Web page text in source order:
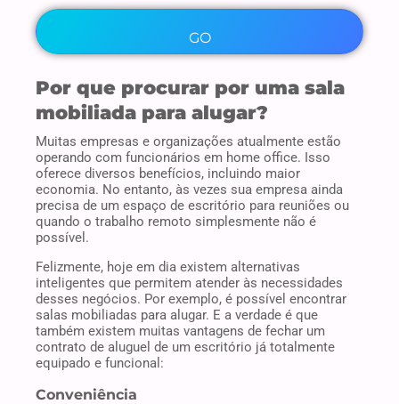
Por que procurar por uma sala
mobiliada para alugar?
Muitas empresas e organizações atualmente estão
operando com funcionários em home office. Isso
oferece diversos benefícios, incluindo maior
economia. No entanto, às vezes sua empresa ainda
precisa de um espaço de escritório para reuniões ou
quando o trabalho remoto simplesmente não é
possível.
Felizmente, hoje em dia existem alternativas
inteligentes que permitem atender às necessidades
desses negócios. Por exemplo, é possível encontrar
salas mobiliadas para alugar. E a verdade é que
também existem muitas vantagens de fechar um
contrato de aluguel de um escritório já totalmente
equipado e funcional:
Conveniência